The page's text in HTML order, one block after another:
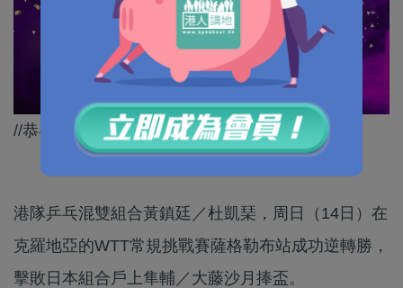
//恭喜「黃杜配」再度奪冠！//
港隊乒乓混雙組合黃鎮廷／杜凱琹，周日（14日）在
克羅地亞的WTT常規挑戰賽薩格勒布站成功逆轉勝，
擊敗日本組合戶上隼輔／大藤沙月捧盃。